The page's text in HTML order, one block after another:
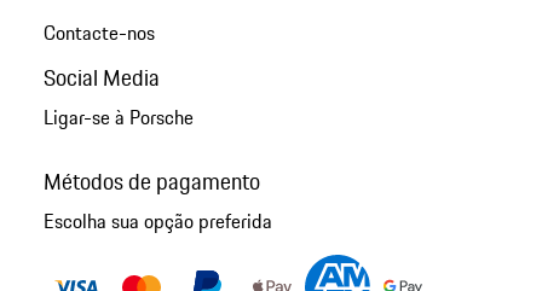
Contacte-nos
Social Media
Ligar-se à Porsche
Métodos de pagamento
Escolha sua opção preferida